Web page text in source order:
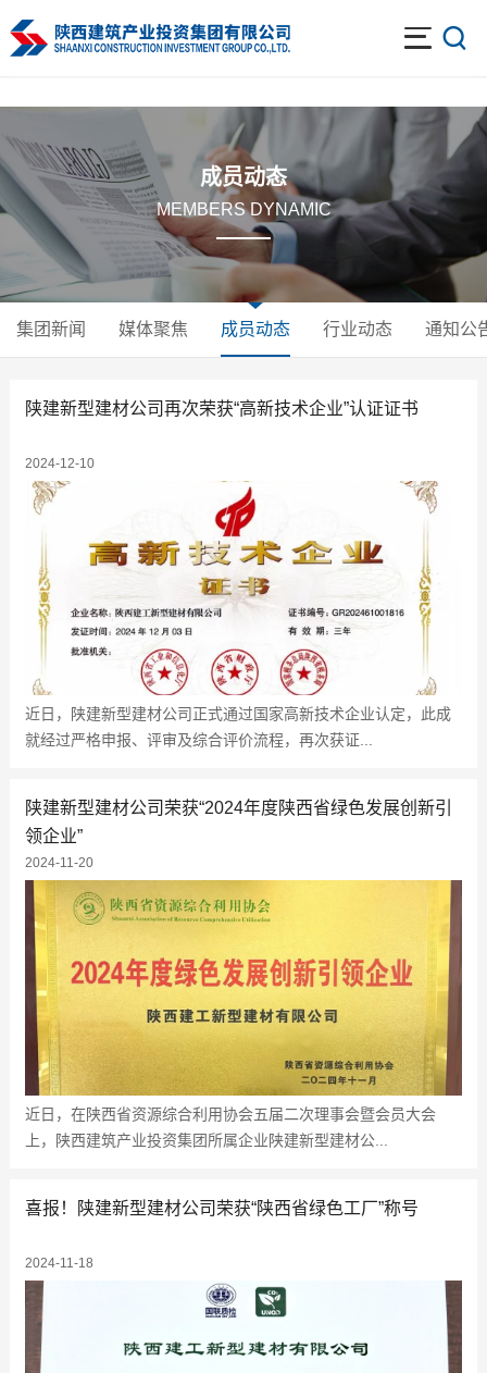
成员动态
MEMBERS DYNAMIC
集团新闻 媒体聚焦 成员动态 行业动态 通知公
陕建新型建材公司再次荣获“高新技术企业”认证证书
2024-12-10
近日，陕建新型建材公司正式通过国家高新技术企业认定，此成
就经过严格申报、评审及综合评价流程，再次获证...
陕建新型建材公司荣获“2024年度陕西省绿色发展创新引
领企业”
2024-11-20
近日，在陕西省资源综合利用协会五届二次理事会暨会员大会
上，陕西建筑产业投资集团所属企业陕建新型建材公...
喜报！陕建新型建材公司荣获“陕西省绿色工厂”称号
2024-11-18